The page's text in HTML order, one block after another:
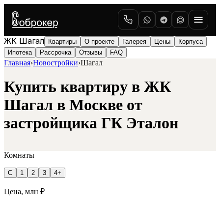
ЖК Шагал Квартиры О проекте Галерея Цены
Корпуса
Ипотека
Рассрочка Отзывы FAQ
Главная›Новостройки›Шагал
Купить квартиру в ЖК
Шагал в Москве от
застройщика ГК Эталон
Комнаты
С 1 2 3 4+
Цена, млн ₽